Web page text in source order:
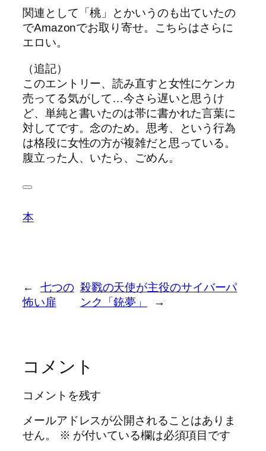
関連として「桃」とかいうのも出ていたの
でAmazonでお取り寄せ。こちらはさらに
エロい。
（追記）
このエントリー、読み直すと女性にケンカ
売ってる気がして…今さら遅いと思うけ
ど、単純と書いたのは帯に書かれた言葉に
対してです。念のため。思考、という行為
は格段に女性の方が複雑だと思っている。
腹立った人、いたら、ごめん。
本
←
七つの
怖い扉
殺戮の天使が主役のサイバーパ
ンク「銃夢」
→
コメント
コメントを残す
メールアドレスが公開されることはありま
せん。
※ が付いている欄は必須項目です